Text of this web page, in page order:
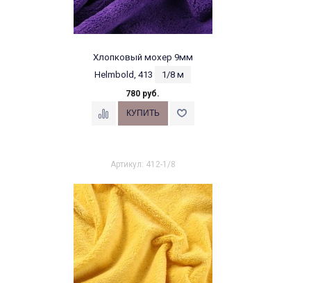
Хлопковый мохер 9мм
Helmbold, 413
1/8 м
780 руб.
Артикул: 412-1/8